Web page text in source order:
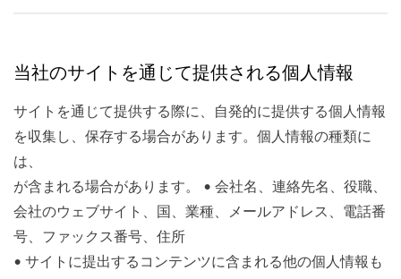
当社のサイトを通じて提供される個人情報
サイトを通じて提供する際に、自発的に提供する個人情報
を収集し、保存する場合があります。個人情報の種類に
は、
が含まれる場合があります。 • 会社名、連絡先名、役職、
会社のウェブサイト、国、業種、メールアドレス、電話番
号、ファックス番号、住所
• サイトに提出するコンテンツに含まれる他の個人情報も